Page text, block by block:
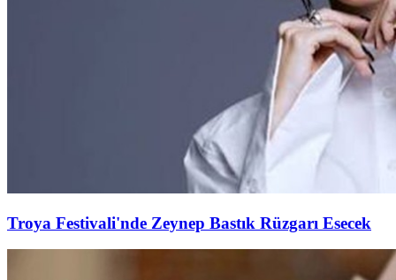
Troya Festivali'nde Zeynep Bastık Rüzgarı Esecek